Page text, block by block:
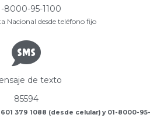
8000-95-1100
Nacional desde teléfono fijo
de texto
85594
379 1088 (desde celular) y 01-8000-95-